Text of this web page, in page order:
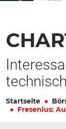
Startseite
Fresenius: